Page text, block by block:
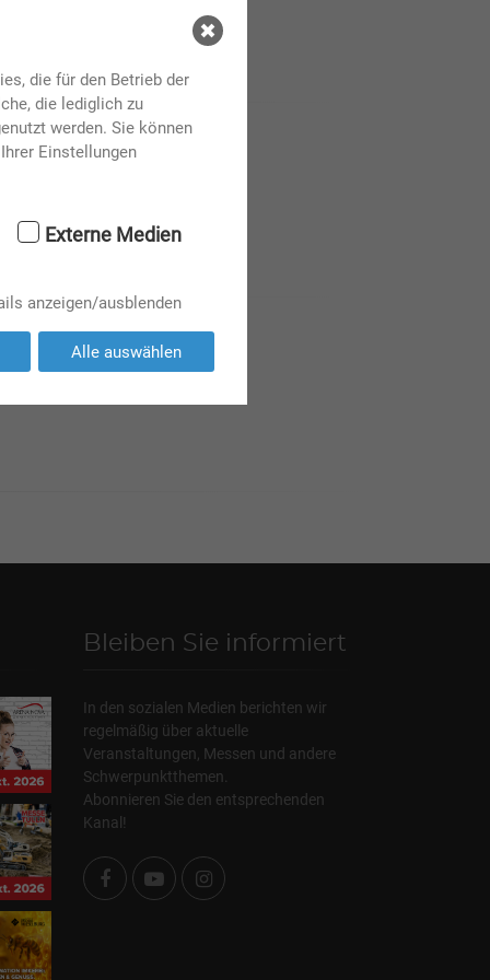
Bleiben Sie informiert
In den sozialen Medien berichten wir
regelmäßig über aktuelle
Veranstaltungen, Messen und andere
Schwerpunktthemen.
Abonnieren Sie den entsprechenden
Kanal!
die für den Betrieb der
die lediglich zu
werden. Sie können
Einstellungen
Externe Medien
anzeigen/ausblenden
Alle auswählen